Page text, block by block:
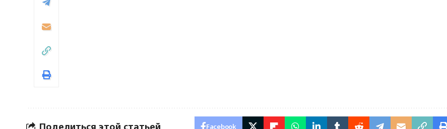
Поделиться этой статьей Facebook